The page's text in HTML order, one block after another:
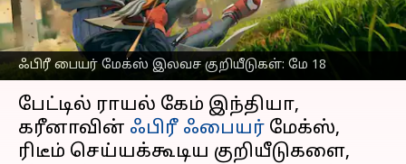
ஃபிரீ பையர் மேக்ஸ் இலவச குறியீடுகள்: மே 18
எழுதியவர் Venkatalakshmi V May 18, 2023 09:24 am
செய்தி முன்னோட்டம்
பேட்டில் ராயல் கேம் இந்தியா,
கரீனாவின் ஃபிரீ ஃபையர் மேக்ஸ்,
ரிடீம் செய்யக்கூடிய குறியீடுகளை,